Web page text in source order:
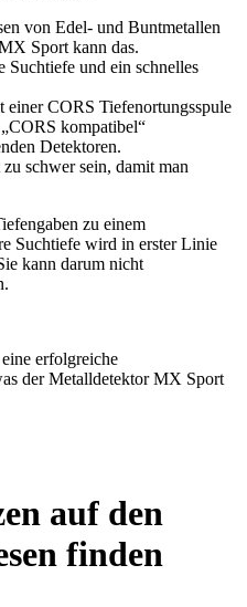
von Edel- und Buntmetallen
Sport kann das.
Suchtiefe und ein schnelles
CORS Tiefenortungsspule
kompatibel“
Detektoren.
schwer sein, damit man
zu einem
Suchtiefe wird in erster Linie
kann darum nicht
erfolgreiche
der Metalldetektor MX Sport
auf den
finden